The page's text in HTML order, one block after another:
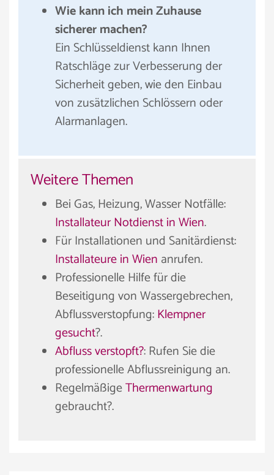
Wie kann ich mein Zuhause
sicherer machen?
Ein Schlüsseldienst kann Ihnen
Ratschläge zur Verbesserung der
Sicherheit geben, wie den Einbau
von zusätzlichen Schlössern oder
Alarmanlagen.
Weitere Themen
Bei Gas, Heizung, Wasser Notfälle:
Installateur Notdienst in Wien.
Für Installationen und Sanitärdienst:
Installateure in Wien anrufen.
Professionelle Hilfe für die
Beseitigung von Wassergebrechen,
Abflussverstopfung:Klempner
gesucht?.
Abfluss verstopft?: Rufen Sie die
professionelle Abflussreinigung an.
RegelmäßigeThermenwartung
gebraucht?.